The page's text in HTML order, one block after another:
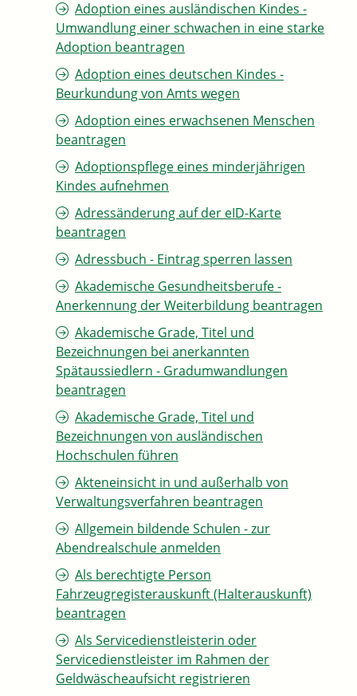
Adoption eines ausländischen Kindes -
Umwandlung einer schwachen in eine starke
Adoption beantragen
Adoption eines deutschen Kindes -
Beurkundung von Amts wegen
Adoption eines erwachsenen Menschen
beantragen
Adoptionspflege eines minderjährigen
Kindes aufnehmen
Adressänderung auf der eID-Karte
beantragen
Adressbuch - Eintrag sperren lassen
Akademische Gesundheitsberufe -
Anerkennung der Weiterbildung beantragen
Akademische Grade, Titel und
Bezeichnungen bei anerkannten
Spätaussiedlern - Gradumwandlungen
beantragen
Akademische Grade, Titel und
Bezeichnungen von ausländischen
Hochschulen führen
Akteneinsicht in und außerhalb von
Verwaltungsverfahren beantragen
Allgemein bildende Schulen - zur
Abendrealschule anmelden
Als berechtigte Person
Fahrzeugregisterauskunft (Halterauskunft)
beantragen
Als Servicedienstleisterin oder
Servicedienstleister im Rahmen der
Geldwäscheaufsicht registrieren